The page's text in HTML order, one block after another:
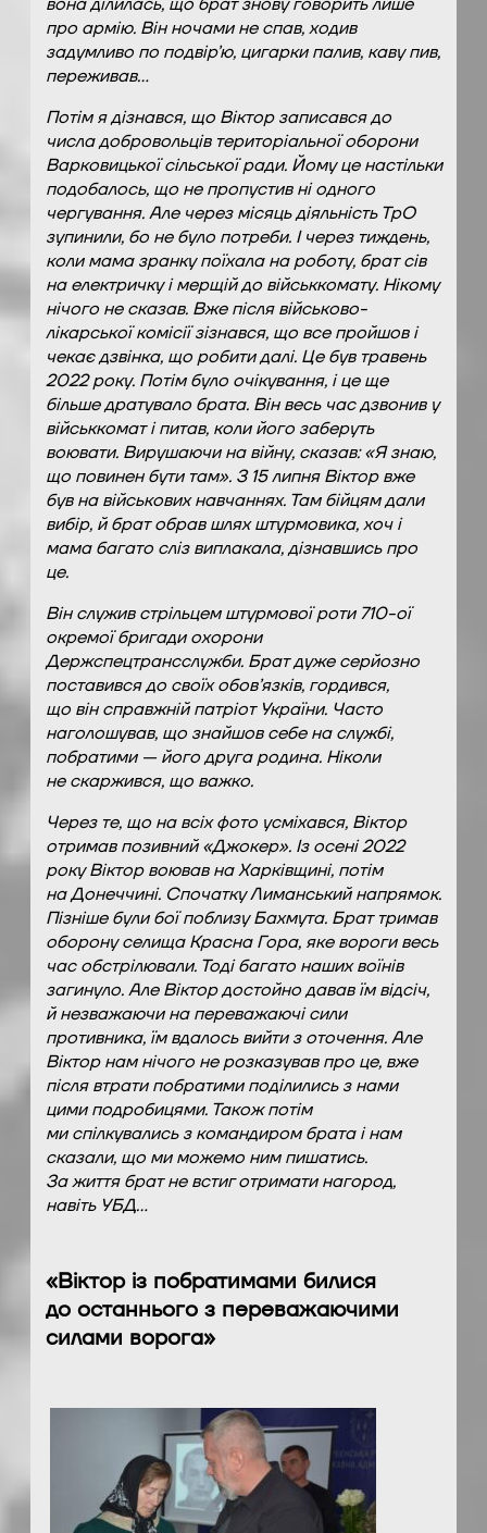
про армію. Він ночами не спав, ходив
задумливо по подвір’ю, цигарки палив, каву пив,
переживав…
Потім я дізнався, що Віктор записався до
числа добровольців територіальної оборони
Варковицької сільської ради. Йому це настільки
подобалось, що не пропустив ні одного
чергування. Але через місяць діяльність ТрО
зупинили, бо не було потреби. І через тиждень,
коли мама зранку поїхала на роботу, брат сів
на електричку і мерщій до військкомату. Нікому
нічого не сказав. Вже після військово-
лікарської комісії зізнався, що все пройшов і
чекає дзвінка, що робити далі. Це був травень
2022 року. Потім було очікування, і це ще
більше дратувало брата. Він весь час дзвонив у
військкомат і питав, коли його заберуть
воювати. Вирушаючи на війну, сказав: «Я знаю,
що повинен бути там». З 15 липня Віктор вже
був на військових навчаннях. Там бійцям дали
вибір, й брат обрав шлях штурмовика, хоч і
мама багато сліз виплакала, дізнавшись про
це.
Він служив стрільцем штурмової роти 710-ої
окремої бригади охорони
Держспецтрансслужби. Брат дуже серйозно
поставився до своїх обов’язків, гордився,
що він справжній патріот України. Часто
наголошував, що знайшов себе на службі,
побратими — його друга родина. Ніколи
не скаржився, що важко.
Через те, що на всіх фото усміхався, Віктор
отримав позивний «Джокер». Із осені 2022
року Віктор воював на Харківщині, потім
на Донеччині. Спочатку Лиманський напрямок.
Пізніше були бої поблизу Бахмута. Брат тримав
оборону селища Красна Гора, яке вороги весь
час обстрілювали. Тоді багато наших воїнів
загинуло. Але Віктор достойно давав їм відсіч,
й незважаючи на переважаючі сили
противника, їм вдалось вийти з оточення. Але
Віктор нам нічого не розказував про це, вже
після втрати побратими поділились з нами
цими подробицями. Також потім
ми спілкувались з командиром брата і нам
сказали, що ми можемо ним пишатись.
За життя брат не встиг отримати нагород,
навіть УБД…
«Віктор із побратимами билися
до останнього з переважаючими
силами ворога»